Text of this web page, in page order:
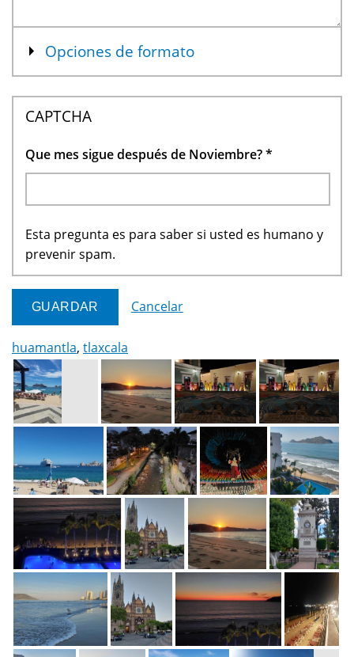
Mostrar
Opciones de formato
CAPTCHA
Que mes sigue después de Noviembre?*
Esta pregunta es para saber si usted es humano y
prevenir spam.
Cancelar
huamantla, tlaxcala